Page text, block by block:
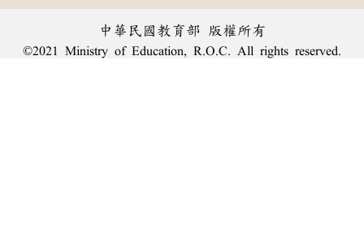
中華民國教育部 版權所有
©2021 Ministry of Education, R.O.C. All rights reserved.